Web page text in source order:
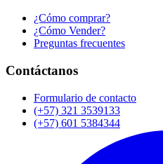
¿Cómo comprar?
¿Cómo Vender?
Preguntas frecuentes
Contáctanos
Formulario de contacto
(+57) 321 3539133
(+57) 601 5384344